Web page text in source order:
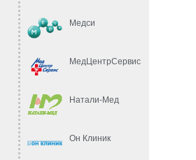
Медси
МедЦентрСервис
Натали-Мед
Он Клиник